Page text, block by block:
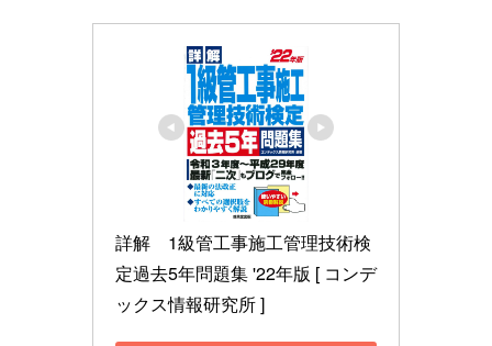
詳解　1級管工事施工管理技術検
定過去5年問題集 '22年版 [ コンデ
ックス情報研究所 ]